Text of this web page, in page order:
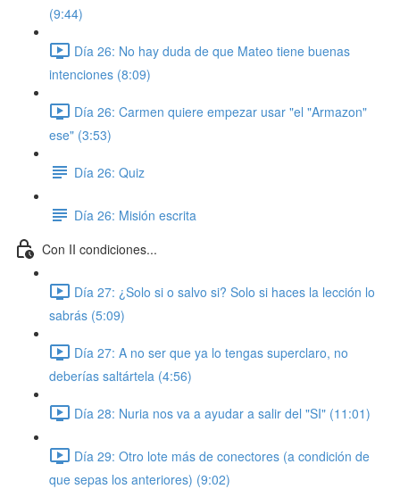
(9:44)
Día 26: No hay duda de que Mateo tiene buenas
intenciones (8:09)
Día 26: Carmen quiere empezar usar "el "Armazon"
ese" (3:53)
Día 26: Quiz
Día 26: Misión escrita
Con II condiciones...
Día 27: ¿Solo si o salvo si? Solo si haces la lección lo
sabrás (5:09)
Día 27: A no ser que ya lo tengas superclaro, no
deberías saltártela (4:56)
Día 28: Nuria nos va a ayudar a salir del "SI" (11:01)
Día 29: Otro lote más de conectores (a condición de
que sepas los anteriores) (9:02)